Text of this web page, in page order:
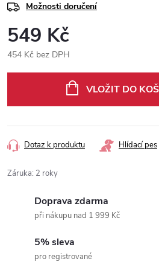
Možnosti doručení
549 Kč
454 Kč bez DPH
VLOŽIT DO
Dotaz k produktu Hlídací pes
Záruka: 2 roky
Doprava zdarma
při nákupu nad 1 999 Kč
5% sleva
pro registrované